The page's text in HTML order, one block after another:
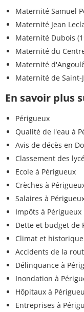
Maternité Samuel
Maternité Jean
Maternité Dubois
Maternité du
Maternité
Maternité de Saint-
En savoir plus
Périgueux
Qualité de l'eau à
Avis de décès en
Classement des
Ecole à Périgueux
Crèches à
Salaires à
Impôts à Périgueux
Dette et budget de
Climat et
Accidents de la
Délinquance à
Inondation à
Hôpitaux à
Entreprises à